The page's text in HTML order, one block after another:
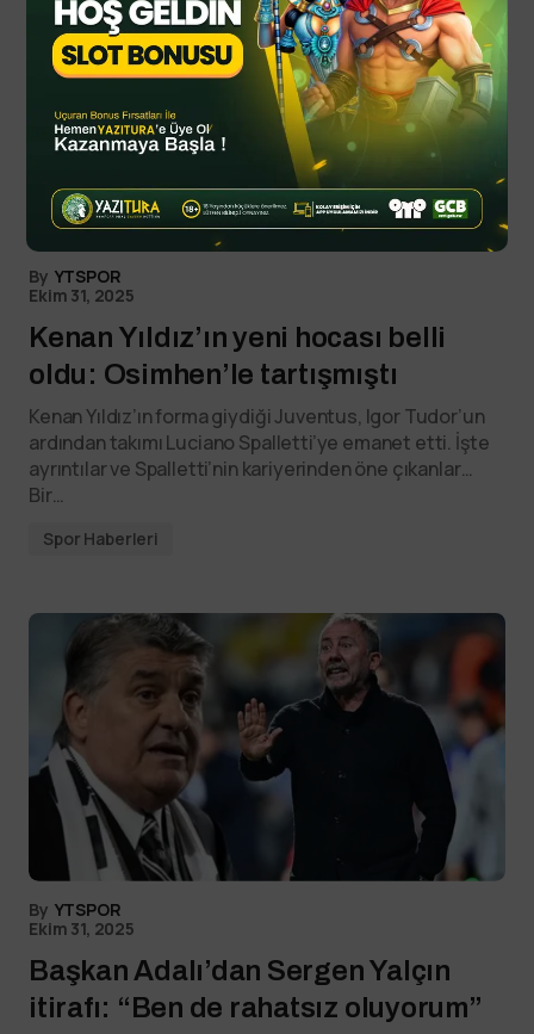
By YTSPOR
Ekim 31, 2025
Kenan Yıldız’ın yeni hocası belli
oldu: Osimhen’le tartışmıştı
Kenan Yıldız’ın forma giydiği Juventus, Igor Tudor’un
ardından takımı Luciano Spalletti’ye emanet etti. İşte
ayrıntılar ve Spalletti’nin kariyerinden öne çıkanlar…
Bir…
Spor Haberleri
By YTSPOR
Ekim 31, 2025
Başkan Adalı’dan Sergen Yalçın
itirafı: “Ben de rahatsız oluyorum”